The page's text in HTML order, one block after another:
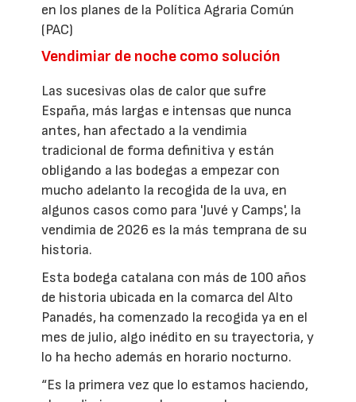
en los planes de la Política Agraria Común
(PAC)
Vendimiar de noche como solución
Las sucesivas olas de calor que sufre
España, más largas e intensas que nunca
antes, han afectado a la vendimia
tradicional de forma definitiva y están
obligando a las bodegas a empezar con
mucho adelanto la recogida de la uva, en
algunos casos como para 'Juvé y Camps', la
vendimia de 2026 es la más temprana de su
historia.
Esta bodega catalana con más de 100 años
de historia ubicada en la comarca del Alto
Panadés, ha comenzado la recogida ya en el
mes de julio, algo inédito en su trayectoria, y
lo ha hecho además en horario nocturno.
“Es la primera vez que lo estamos haciendo,